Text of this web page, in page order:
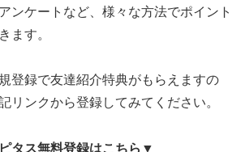
ンケートなど、様々な方法でポイント
ます。
登録で友達紹介特典がもらえますの
リンクから登録してみてください。
タス無料登録はこちら▼